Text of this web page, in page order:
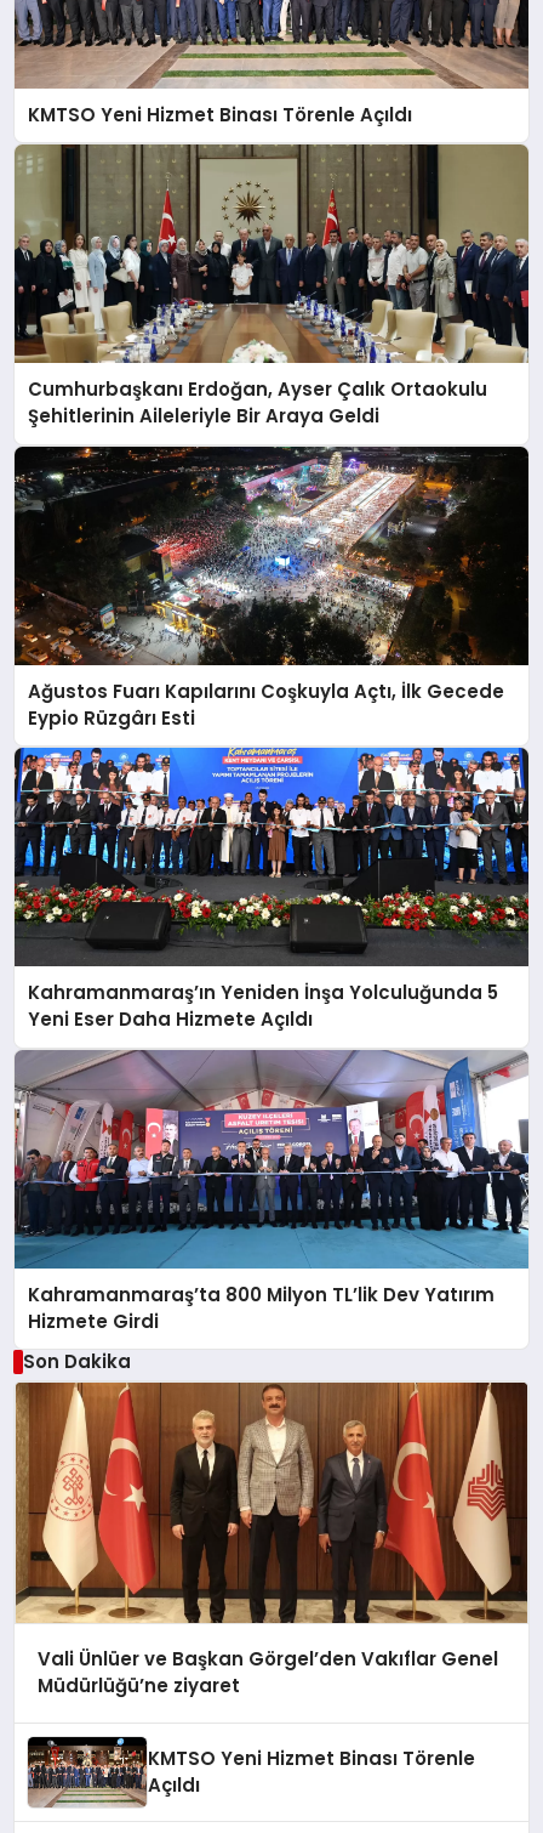
KMTSO Yeni Hizmet Binası Törenle Açıldı
Cumhurbaşkanı Erdoğan, Ayser Çalık Ortaokulu
Şehitlerinin Aileleriyle Bir Araya Geldi
Ağustos Fuarı Kapılarını Coşkuyla Açtı, İlk Gecede
Eypio Rüzgârı Esti
Kahramanmaraş’ın Yeniden İnşa Yolculuğunda 5
Yeni Eser Daha Hizmete Açıldı
Kahramanmaraş’ta 800 Milyon TL’lik Dev Yatırım
Hizmete Girdi
Son Dakika
Vali Ünlüer ve Başkan Görgel’den Vakıflar Genel
Müdürlüğü’ne ziyaret
KMTSO Yeni Hizmet Binası Törenle
Açıldı